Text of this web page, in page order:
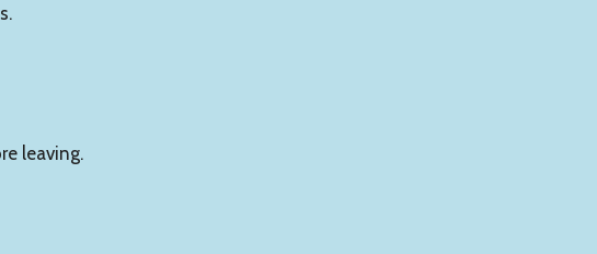
leaving.